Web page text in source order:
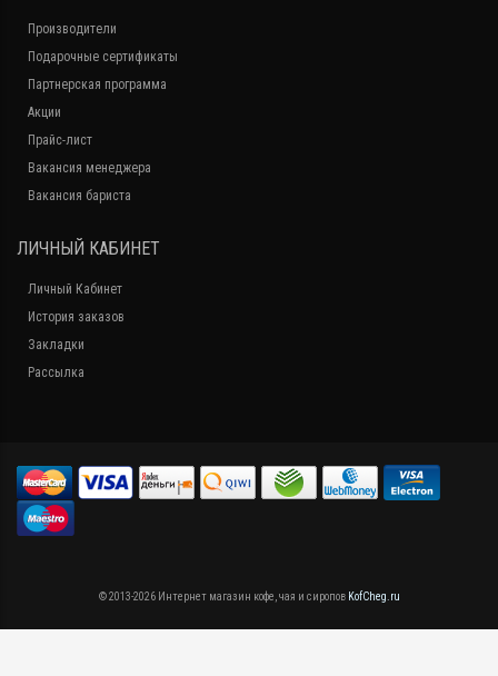
Производители
Подарочные сертификаты
Партнерская программа
Акции
Прайс-лист
Вакансия менеджера
Вакансия бариста
ЛИЧНЫЙ КАБИНЕТ
Личный Кабинет
История заказов
Закладки
Рассылка
© 2013-2026 Интернет магазин кофе, чая и сиропов KofCheg.ru